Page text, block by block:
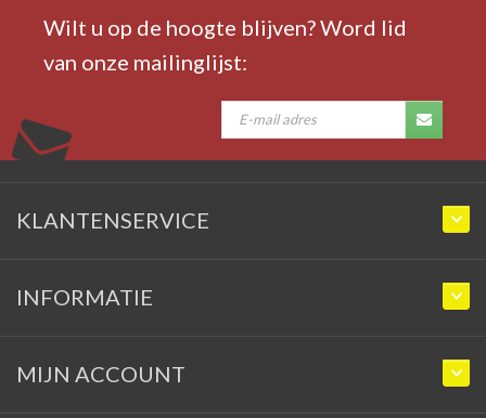
Wilt u op de hoogte blijven? Word lid
van onze mailinglijst:
KLANTENSERVICE
INFORMATIE
MIJN ACCOUNT